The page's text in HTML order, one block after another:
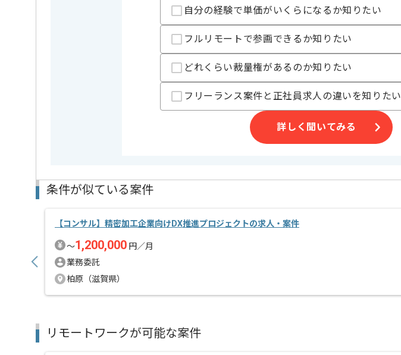
リモートワーク：週4日～5日がリモートでの作業を想定しております。
※立ち上がり期間やリモート頻度は習熟度や状況に応じて変動いたします。
BIツールでの開発経験を活かすことができます。
複数案件を保有している企業ですので、
ご経験と実績に応じてスライド案件のご提案も差し上げる場合がございます。
新しいアイディアや技術を積極的に導入し、
経験豊富なエンジニアと成長が出来る環境でございます。
スキルアップされたい方、長期的に参画されたい方にオススメの案件です。
自分の経験で単価がいくらになるか知りたい
フルリモートで参画できるか知りたい
どれくらい裁量権があるのか知りたい
フリーランス案件と正社員求人の違いを知りたい
詳しく聞いてみる
条件が似ている案件
【コンサル】精密加工企業向けDX推進プロジェクトの求人・案件
〜1,200,000 円／月
業務委託
柏原（滋賀県）
リモートワークが可能な案件